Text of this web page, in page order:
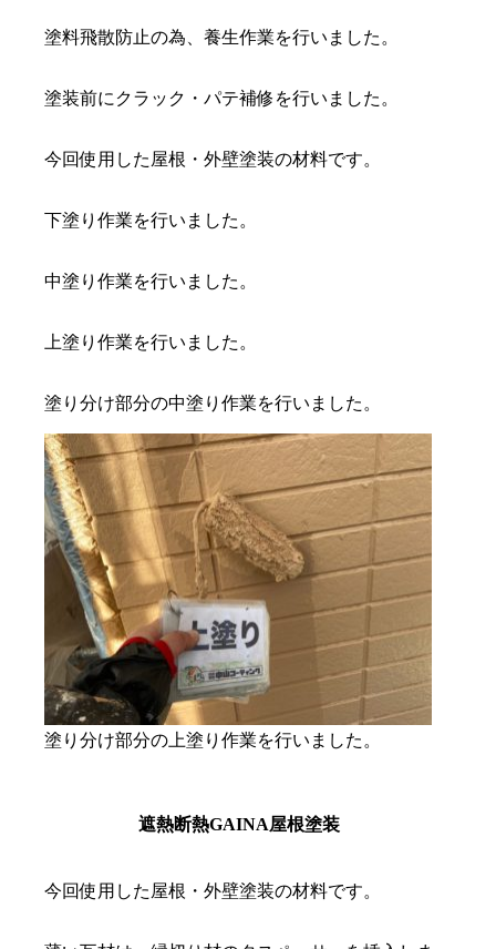
塗料飛散防止の為、養生作業を行いました。
塗装前にクラック・パテ補修を行いました。
今回使用した屋根・外壁塗装の材料です。
下塗り作業を行いました。
中塗り作業を行いました。
上塗り作業を行いました。
塗り分け部分の中塗り作業を行いました。
塗り分け部分の上塗り作業を行いました。
遮熱断熱GAINA屋根塗装
今回使用した屋根・外壁塗装の材料です。